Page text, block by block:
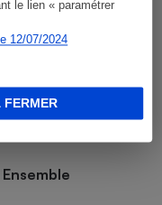
le lien « paramétrer
12/07/2024
FERMER